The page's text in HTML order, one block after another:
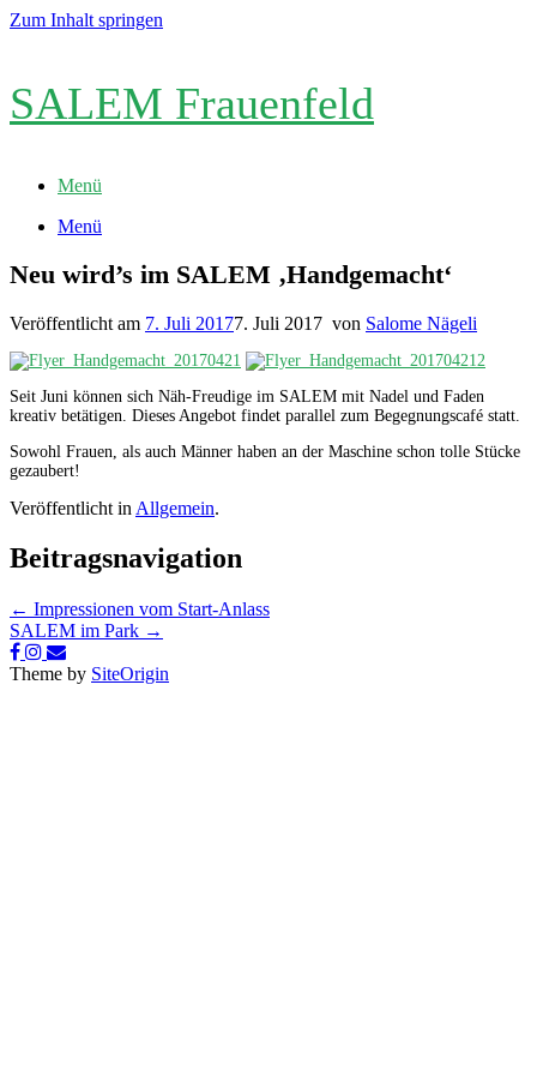
Zum Inhalt springen
SALEM Frauenfeld
Menü
Menü
Neu wird’s im SALEM ‚Handgemacht‘
Veröffentlicht am 7. Juli 20177. Juli 2017 von Salome Nägeli
Seit Juni können sich Näh-Freudige im SALEM mit Nadel und Faden
kreativ betätigen. Dieses Angebot findet parallel zum Begegnungscafé statt.
Sowohl Frauen, als auch Männer haben an der Maschine schon tolle Stücke
gezaubert!
Veröffentlicht in Allgemein.
Beitragsnavigation
← Impressionen vom Start-Anlass
SALEM im Park →
Theme by SiteOrigin